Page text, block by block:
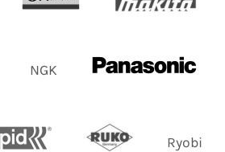
NGK
Ryobi